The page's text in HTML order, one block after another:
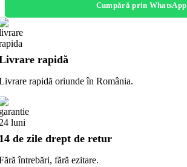
Cumpără prin WhatsApp
rapidă
rapidă oriunde în România.
de zile drept de retur
întrebări, fără ezitare.